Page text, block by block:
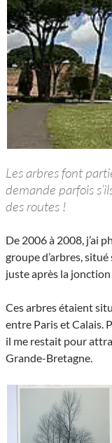
Les arbres font
demande parfois
des routes !
De 2006 à 2008, j’ai
groupe d’arbres,
juste après la
Ces arbres étaient
entre Paris et Calais.
il me restait pour
Grande-Bretagne.